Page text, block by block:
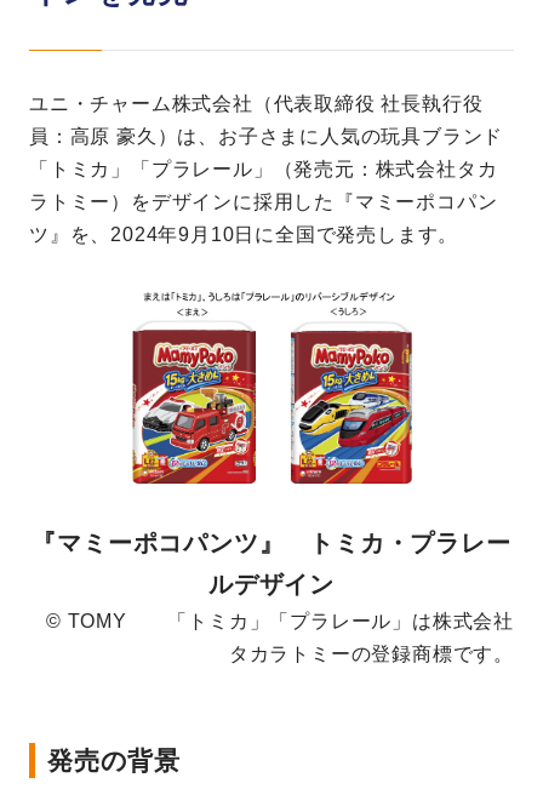
ユニ・チャーム株式会社（代表取締役 社長執行役
員：高原 豪久）は、お子さまに人気の玩具ブランド
「トミカ」「プラレール」（発売元：株式会社タカ
ラトミー）をデザインに採用した『マミーポコパン
ツ』を、2024年9月10日に全国で発売します。
『マミーポコパンツ』 トミカ・プラレー
ルデザイン
© TOMY 「トミカ」「プラレール」は株式会社
タカラトミーの登録商標です。
発売の背景